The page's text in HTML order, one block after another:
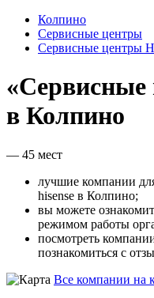
Колпино
Сервисные центры
Сервисные центры
«Сервисные
в Колпино
— 45 мест
лучшие компании
hisense в Колпино;
вы можете
режимом работы
посмотреть
познакомиться с
Все компании на